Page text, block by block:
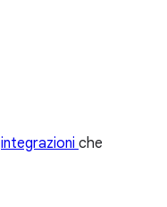
integrazioni che